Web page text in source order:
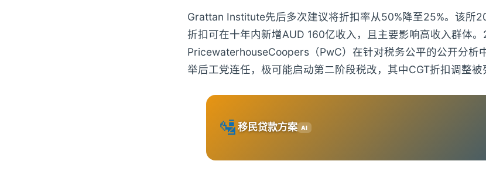
Grattan Institute先后多次建议将折扣率从50%降至25%。该所
折扣可在十年内新增AUD 160亿收入，且主要影响高收入群体
PricewaterhouseCoopers（PwC）在针对税务公平的公开分析
举后工党连任，极可能启动第二阶段税改，其中CGT折扣调整被
🛂 移民贷款方案 AI